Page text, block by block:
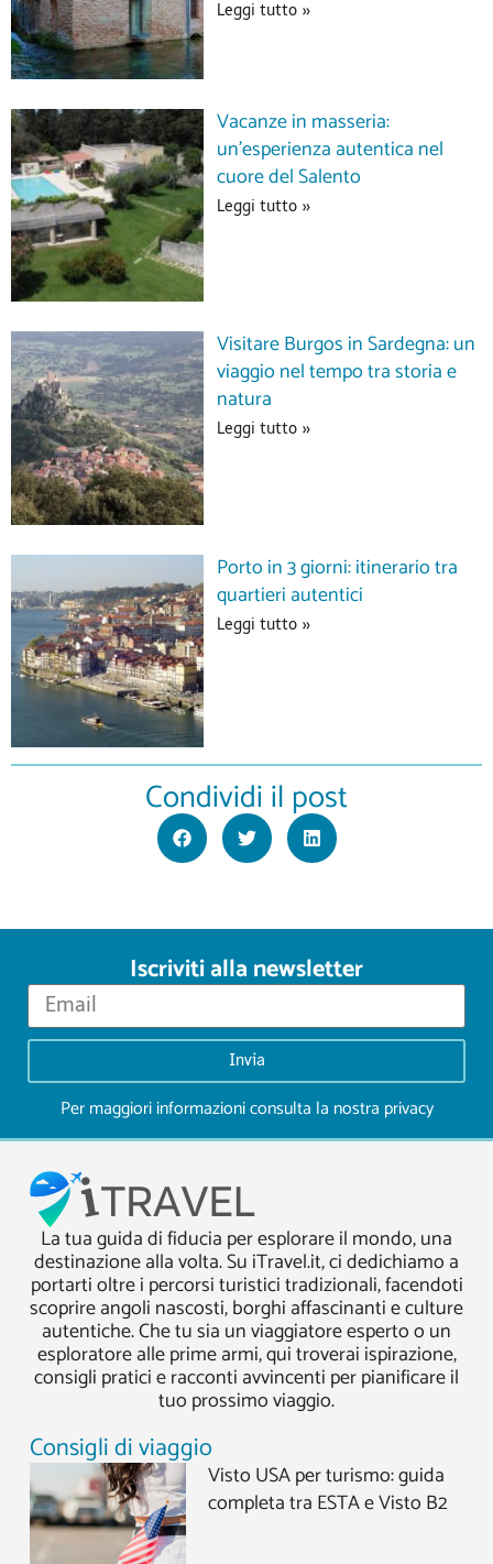
Leggi tutto »
Vacanze in masseria:
un’esperienza autentica nel
cuore del Salento
Leggi tutto »
Visitare Burgos in Sardegna: un
viaggio nel tempo tra storia e
natura
Leggi tutto »
Porto in 3 giorni: itinerario tra
quartieri autentici
Leggi tutto »
Condividi il post
Iscriviti alla newsletter
Invia
Per maggiori informazioni consulta la nostra privacy
La tua guida di fiducia per esplorare il mondo, una
destinazione alla volta. Su iTravel.it, ci dedichiamo a
portarti oltre i percorsi turistici tradizionali, facendoti
scoprire angoli nascosti, borghi affascinanti e culture
autentiche. Che tu sia un viaggiatore esperto o un
esploratore alle prime armi, qui troverai ispirazione,
consigli pratici e racconti avvincenti per pianificare il
tuo prossimo viaggio.
Consigli di viaggio
Visto USA per turismo: guida
completa tra ESTA e Visto B2